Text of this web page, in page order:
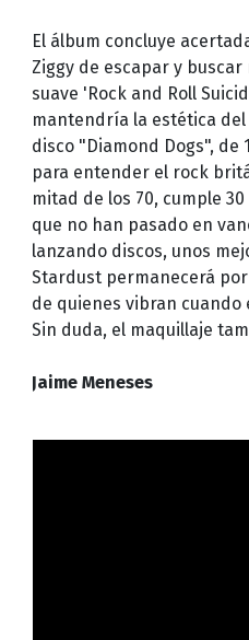
El álbum concluye
Ziggy de escapar y
suave 'Rock and Roll
mantendría la estética
disco "Diamond Dogs", de
para entender el rock
mitad de los 70, cumple
que no han pasado en
lanzando discos, unos
Stardust permanecerá
de quienes vibran cuando
Sin duda, el maquillaje
Jaime Meneses